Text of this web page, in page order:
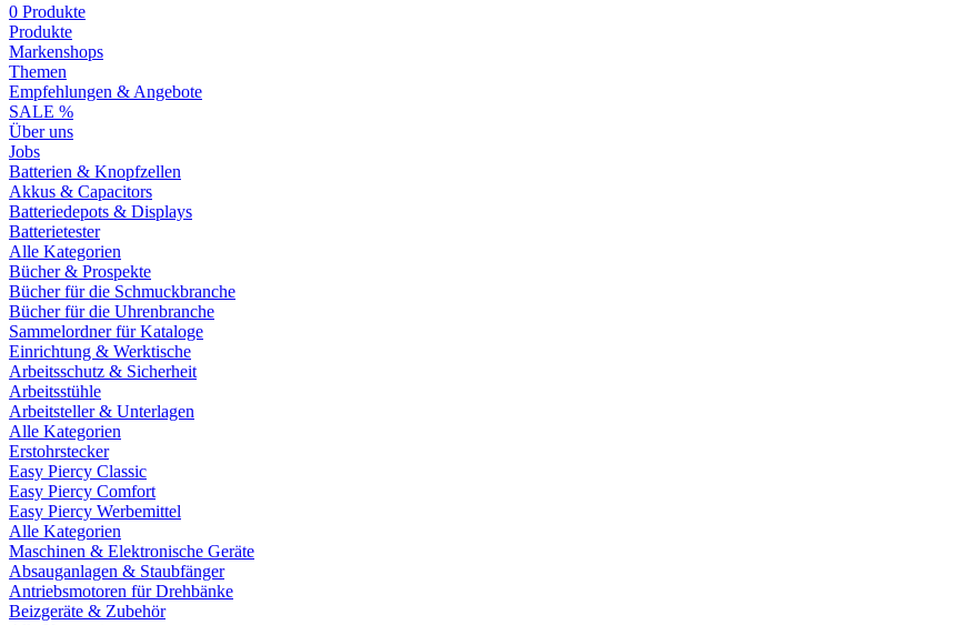
0 Produkte
Produkte
Markenshops
Themen
Empfehlungen & Angebote
SALE %
Über uns
Jobs
Batterien & Knopfzellen
Akkus & Capacitors
Batteriedepots & Displays
Batterietester
Alle Kategorien
Bücher & Prospekte
Bücher für die Schmuckbranche
Bücher für die Uhrenbranche
Sammelordner für Kataloge
Einrichtung & Werktische
Arbeitsschutz & Sicherheit
Arbeitsstühle
Arbeitsteller & Unterlagen
Alle Kategorien
Erstohrstecker
Easy Piercy Classic
Easy Piercy Comfort
Easy Piercy Werbemittel
Alle Kategorien
Maschinen & Elektronische Geräte
Absauganlagen & Staubfänger
Antriebsmotoren für Drehbänke
Beizgeräte & Zubehör